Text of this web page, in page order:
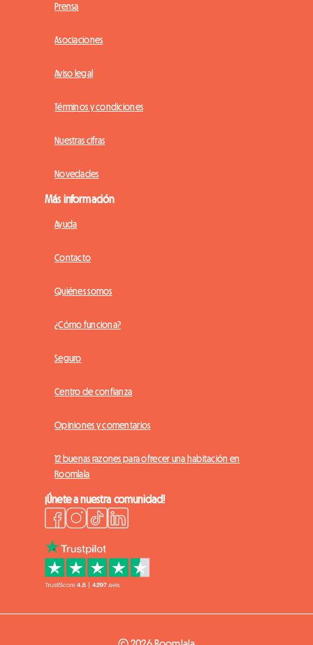
Prensa
Asociaciones
Aviso legal
Términos y condiciones
Nuestras cifras
Novedades
Más información
Ayuda
Contacto
Quiénes somos
¿Cómo funciona?
Seguro
Centro de confianza
Opiniones y comentarios
12 buenas razones para ofrecer una habitación en
Roomlala
¡Únete a nuestra comunidad!